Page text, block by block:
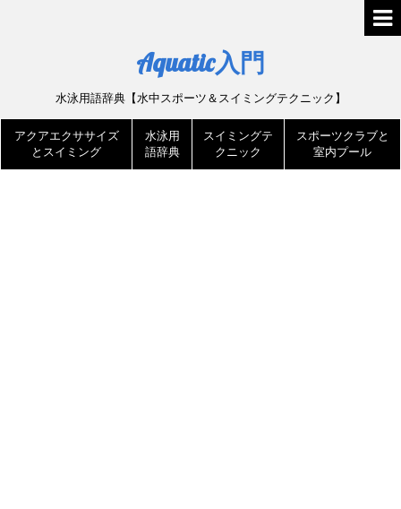
Aquatic入門
水泳用語辞典【水中スポーツ＆スイミングテクニック】
アクアエクササイズ
とスイミング
水泳用
語辞典
スイミングテ
クニック
スポーツクラブと
室内プール